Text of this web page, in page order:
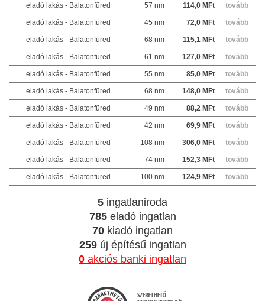
eladó lakás - Balatonfüred 57 nm 114,0 MFt tovább
eladó lakás - Balatonfüred 45 nm 72,0 MFt tovább
eladó lakás - Balatonfüred 68 nm 115,1 MFt tovább
eladó lakás - Balatonfüred 61 nm 127,0 MFt tovább
eladó lakás - Balatonfüred 55 nm 85,0 MFt tovább
eladó lakás - Balatonfüred 68 nm 148,0 MFt tovább
eladó lakás - Balatonfüred 49 nm 88,2 MFt tovább
eladó lakás - Balatonfüred 42 nm 69,9 MFt tovább
eladó lakás - Balatonfüred 108 nm 306,0 MFt tovább
eladó lakás - Balatonfüred 74 nm 152,3 MFt tovább
eladó lakás - Balatonfüred 100 nm 124,9 MFt tovább
5 ingatlaniroda
785eladó ingatlan
70 kiadó ingatlan
259új építésű ingatlan
0 akciós banki ingatlan